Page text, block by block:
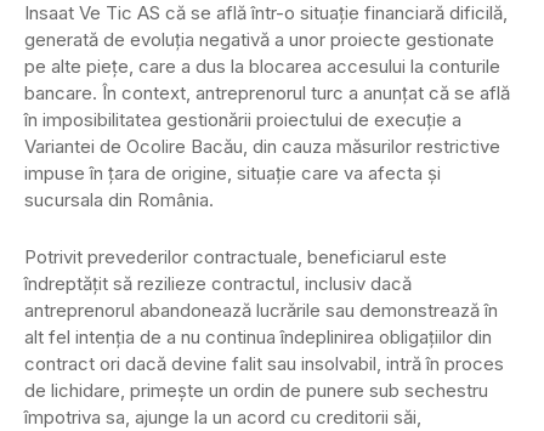
Insaat Ve Tic AS că se află într-o situaţie financiară dificilă,
generată de evoluţia negativă a unor proiecte gestionate
pe alte pieţe, care a dus la blocarea accesului la conturile
bancare. În context, antreprenorul turc a anunţat că se află
în imposibilitatea gestionării proiectului de execuţie a
Variantei de Ocolire Bacău, din cauza măsurilor restrictive
impuse în ţara de origine, situaţie care va afecta şi
sucursala din România.
Potrivit prevederilor contractuale, beneficiarul este
îndreptăţit să rezilieze contractul, inclusiv dacă
antreprenorul abandonează lucrările sau demonstrează în
alt fel intenţia de a nu continua îndeplinirea obligaţiilor din
contract ori dacă devine falit sau insolvabil, intră în proces
de lichidare, primeşte un ordin de punere sub sechestru
împotriva sa, ajunge la un acord cu creditorii săi,